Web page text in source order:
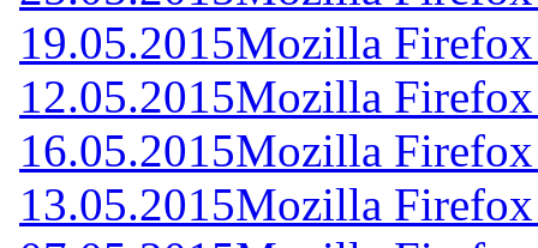
19.05.2015Mozilla
12.05.2015Mozilla
16.05.2015Mozilla
13.05.2015Mozilla